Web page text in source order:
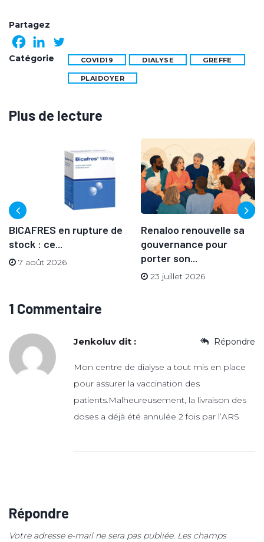
Partagez
Catégorie COVID19 DIALYSE GREFFE
PLAIDOYER
Plus de lecture
BICAFRES en rupture de
stock : ce...
7 août 2026
Renaloo renouvelle sa
gouvernance pour
porter son...
23 juillet 2026
1 Commentaire
Répondre
Jenkoluv dit :
Mon centre de dialyse a tout mis en place
pour assurer la vaccination des
patients.Malheureusement, la livraison des
doses a déjà été annulée 2 fois par l’ARS
Répondre
Votre adresse e-mail ne sera pas publiée. Les champs